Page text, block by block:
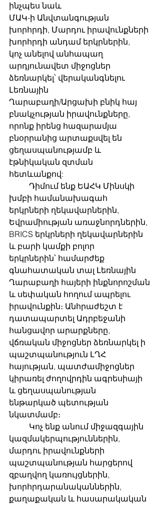
ինչպես նաև
ՄԱԿ-ի Անվտանգության
խորհրդի, Մարդու իրավունքների
խորհրդի անդամ երկրներին,
կոչ անելով անհապաղ
արդյունավետ միջոցներ
ձեռնարկել՝ վերականգնելու
Լեռնային
Ղարաբաղի/Արցախի բնիկ հայ
բնակչության իրավունքները,
որոնք իրենց հազարամյա
բնօրրանից արտաքսվել են
ցեղասպանությամբ և
էթնիկական զտման
հետևանքով:
խմբի համանախագահ
երկրների ղեկավարներին,
Եվրամիության առաջնորդներին,
BRICS երկրների ղեկավարներին
և բարի կամքի բոլոր
երկրներին՝ համարժեք
գնահատական ​​տալ Լեռնային
Ղարաբաղի հայերի ինքնորոշման
և սեփական հողում ապրելու
իրավունքին։ Անհրաժեշտ է
դատապարտել Ադրբեջանի
հանցավոր արարքները,
վճռական միջոցներ ձեռնարկել ի
պաշտպանություն ԼՂՀ
հայության, պատժամիջոցներ
կիրառել ժողովրդին ագրեսիայի
և ցեղասպանության
ենթարկած պետության
նկատմամբ։
կազմակերպություններին,
մարդու իրավունքների
պաշտպանության հարցերով
զբաղվող կառույցներին,
խորհրդարանականներին,
քաղաքական և հասարակական